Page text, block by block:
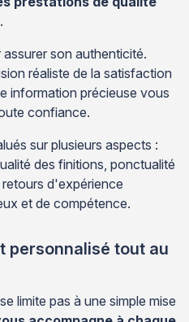
son authenticité.
réaliste de la satisfaction
information précieuse vous
confiance.
sur plusieurs aspects :
des finitions, ponctualité
d'expérience
et de compétence.
personnalisé tout au
limite pas à une simple mise